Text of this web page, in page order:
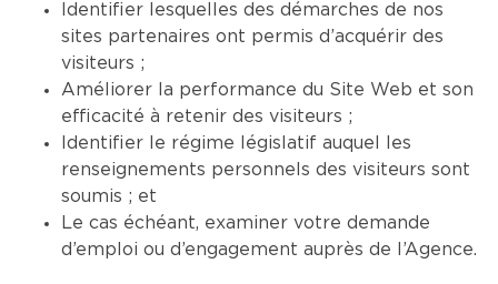
Identifier lesquelles des démarches de nos
sites partenaires ont permis d’acquérir des
visiteurs ;
Améliorer la performance du Site Web et son
efficacité à retenir des visiteurs ;
Identifier le régime législatif auquel les
renseignements personnels des visiteurs sont
soumis ; et
Le cas échéant, examiner votre demande
d’emploi ou d’engagement auprès de l’Agence.